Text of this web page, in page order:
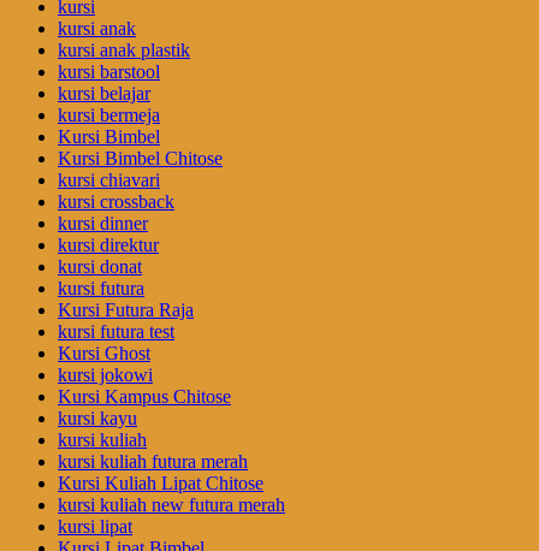
kursi
kursi anak
kursi anak plastik
kursi barstool
kursi belajar
kursi bermeja
Kursi Bimbel
Kursi Bimbel Chitose
kursi chiavari
kursi crossback
kursi dinner
kursi direktur
kursi donat
kursi futura
Kursi Futura Raja
kursi futura test
Kursi Ghost
kursi jokowi
Kursi Kampus Chitose
kursi kayu
kursi kuliah
kursi kuliah futura merah
Kursi Kuliah Lipat Chitose
kursi kuliah new futura merah
kursi lipat